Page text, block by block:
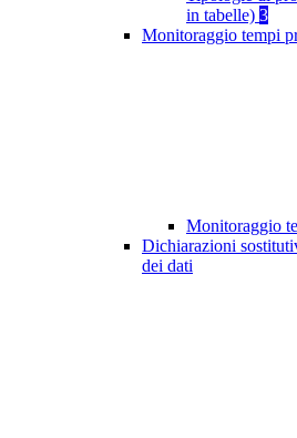
in tabelle) 3
Monitoraggio tempi
Monitoraggio
Dichiarazioni
dei dati